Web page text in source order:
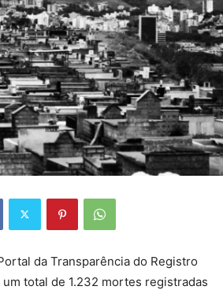
da Transparência do Registro
total de 1.232 mortes registradas